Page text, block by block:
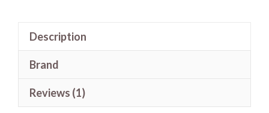
Kayu
Description
Brand
Reviews (1)